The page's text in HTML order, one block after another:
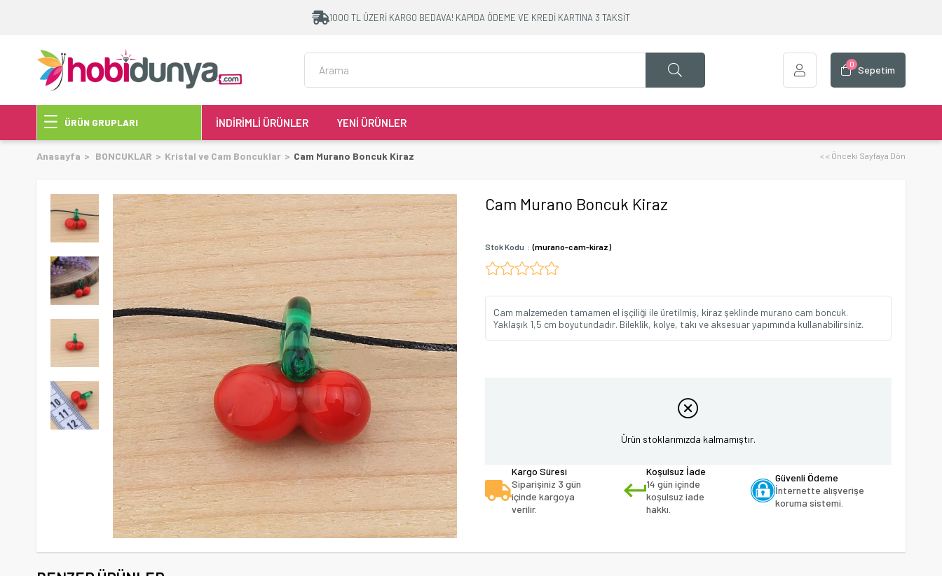
1000 TL ÜZERİ KARGO BEDAVA! KAPIDA ÖDEME VE KREDİ KARTINA 3 TAKSİT
Sepetim
0
ÜRÜN GRUPLARI İNDİRİMLİ ÜRÜNLER YENİ ÜRÜNLER
Anasayfa BONCUKLAR Kristal ve Cam Boncuklar Cam Murano Boncuk Kiraz < < Önceki Sayfaya Dön
Cam Murano Boncuk Kiraz
Stok Kodu (murano-cam-kiraz)
Cam malzemeden tamamen el işçiliği ile üretilmiş, kiraz şeklinde murano cam boncuk.
Yaklaşık 1,5 cm boyutundadır. Bileklik, kolye, takı ve aksesuar yapımında kullanabilirsiniz.
Ürün stoklarımızda kalmamıştır.
Kargo Süresi
Siparişiniz 3 gün
içinde kargoya
verilir.
Koşulsuz İade
14 gün içinde
koşulsuz iade
hakkı.
Güvenli Ödeme
İnternette alışverişe
koruma sistemi.